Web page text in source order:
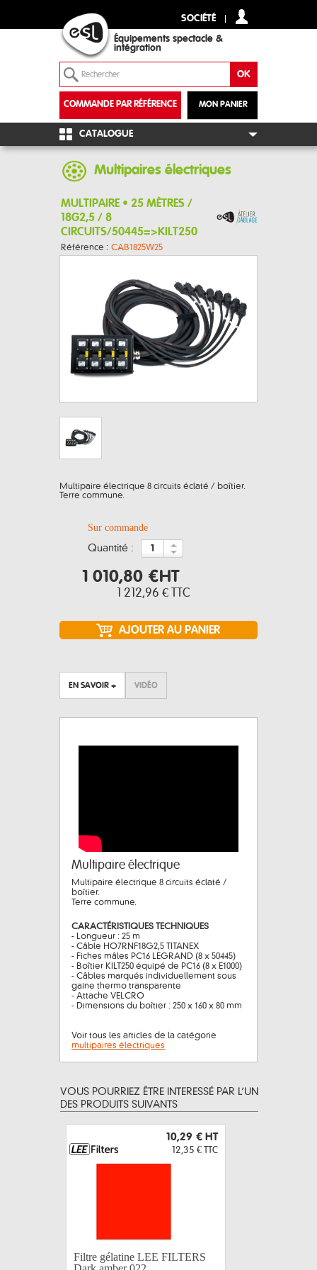
SOCIÉTÉ
Équipements spectacle &
intégration
MON PANIER
COMMANDE PAR RÉFÉRENCE
+
CATALOGUE
Multipaires électriques
MULTIPAIRE • 25 MÈTRES /
18G2,5 / 8
CIRCUITS/50445=>KILT250
Référence : CAB1825W25
Multipaire électrique 8 circuits éclaté / boîtier.
Terre commune.
Sur commande
quantité :
1 010,80 €HT
1 212,96 € TTC
EN SAVOIR + VIDÉO
Multipaire électrique
Multipaire électrique 8 circuits éclaté /
boîtier.
Terre commune.
CARACTÉRISTIQUES TECHNIQUES
- Longueur : 25 m
- Câble HO7RNF18G2,5 TITANEX
- Fiches mâles PC16 LEGRAND (8 x 50445)
- Boîtier KILT250 équipé de PC16 (8 x E1000)
- Câbles marqués individuellement sous
gaine thermo transparente
- Attache VELCRO
- Dimensions du boîtier : 250 x 160 x 80 mm
Voir tous les articles de la catégorie
multipaires électriques
VOUS POURRIEZ ÊTRE INTERESSÉ PAR L’UN
DES PRODUITS SUIVANTS
10,29 € HT
12,35 € TTC
Filtre gélatine LEE FILTERS